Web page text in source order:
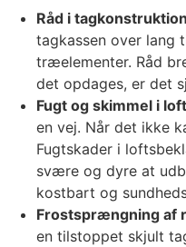
Råd i
tagkassen over lang
træelementer. Råd
det opdages, er det
Fugt og skimmel i
en vej. Når det ikke
Fugtskader i
svære og dyre at
kostbart og
Frostsprængning af
en tilstoppet skjult